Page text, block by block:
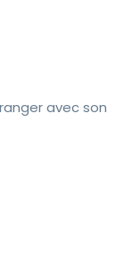
avec son